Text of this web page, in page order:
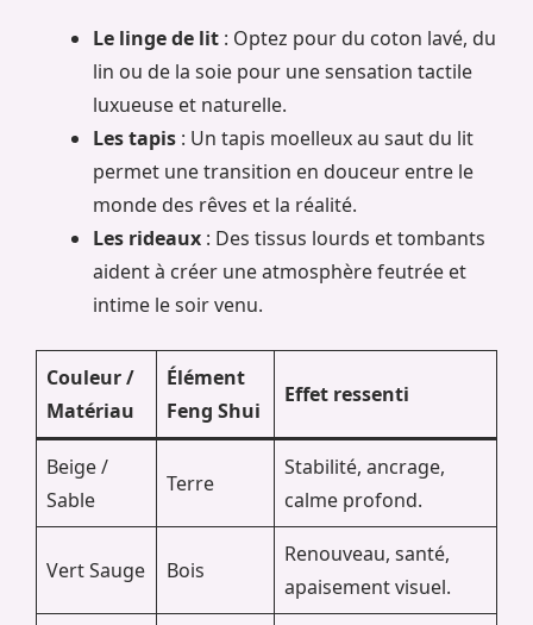
Le linge de lit : Optez pour du coton lavé, du
lin ou de la soie pour une sensation tactile
luxueuse et naturelle.
Les tapis : Un tapis moelleux au saut du lit
permet une transition en douceur entre le
monde des rêves et la réalité.
Les rideaux : Des tissus lourds et tombants
aident à créer une atmosphère feutrée et
intime le soir venu.
Couleur /
Matériau
Élément
Feng Shui
Effet ressenti
Beige /
Sable
Terre
Stabilité, ancrage,
calme profond.
Vert Sauge Bois
Renouveau, santé,
apaisement visuel.